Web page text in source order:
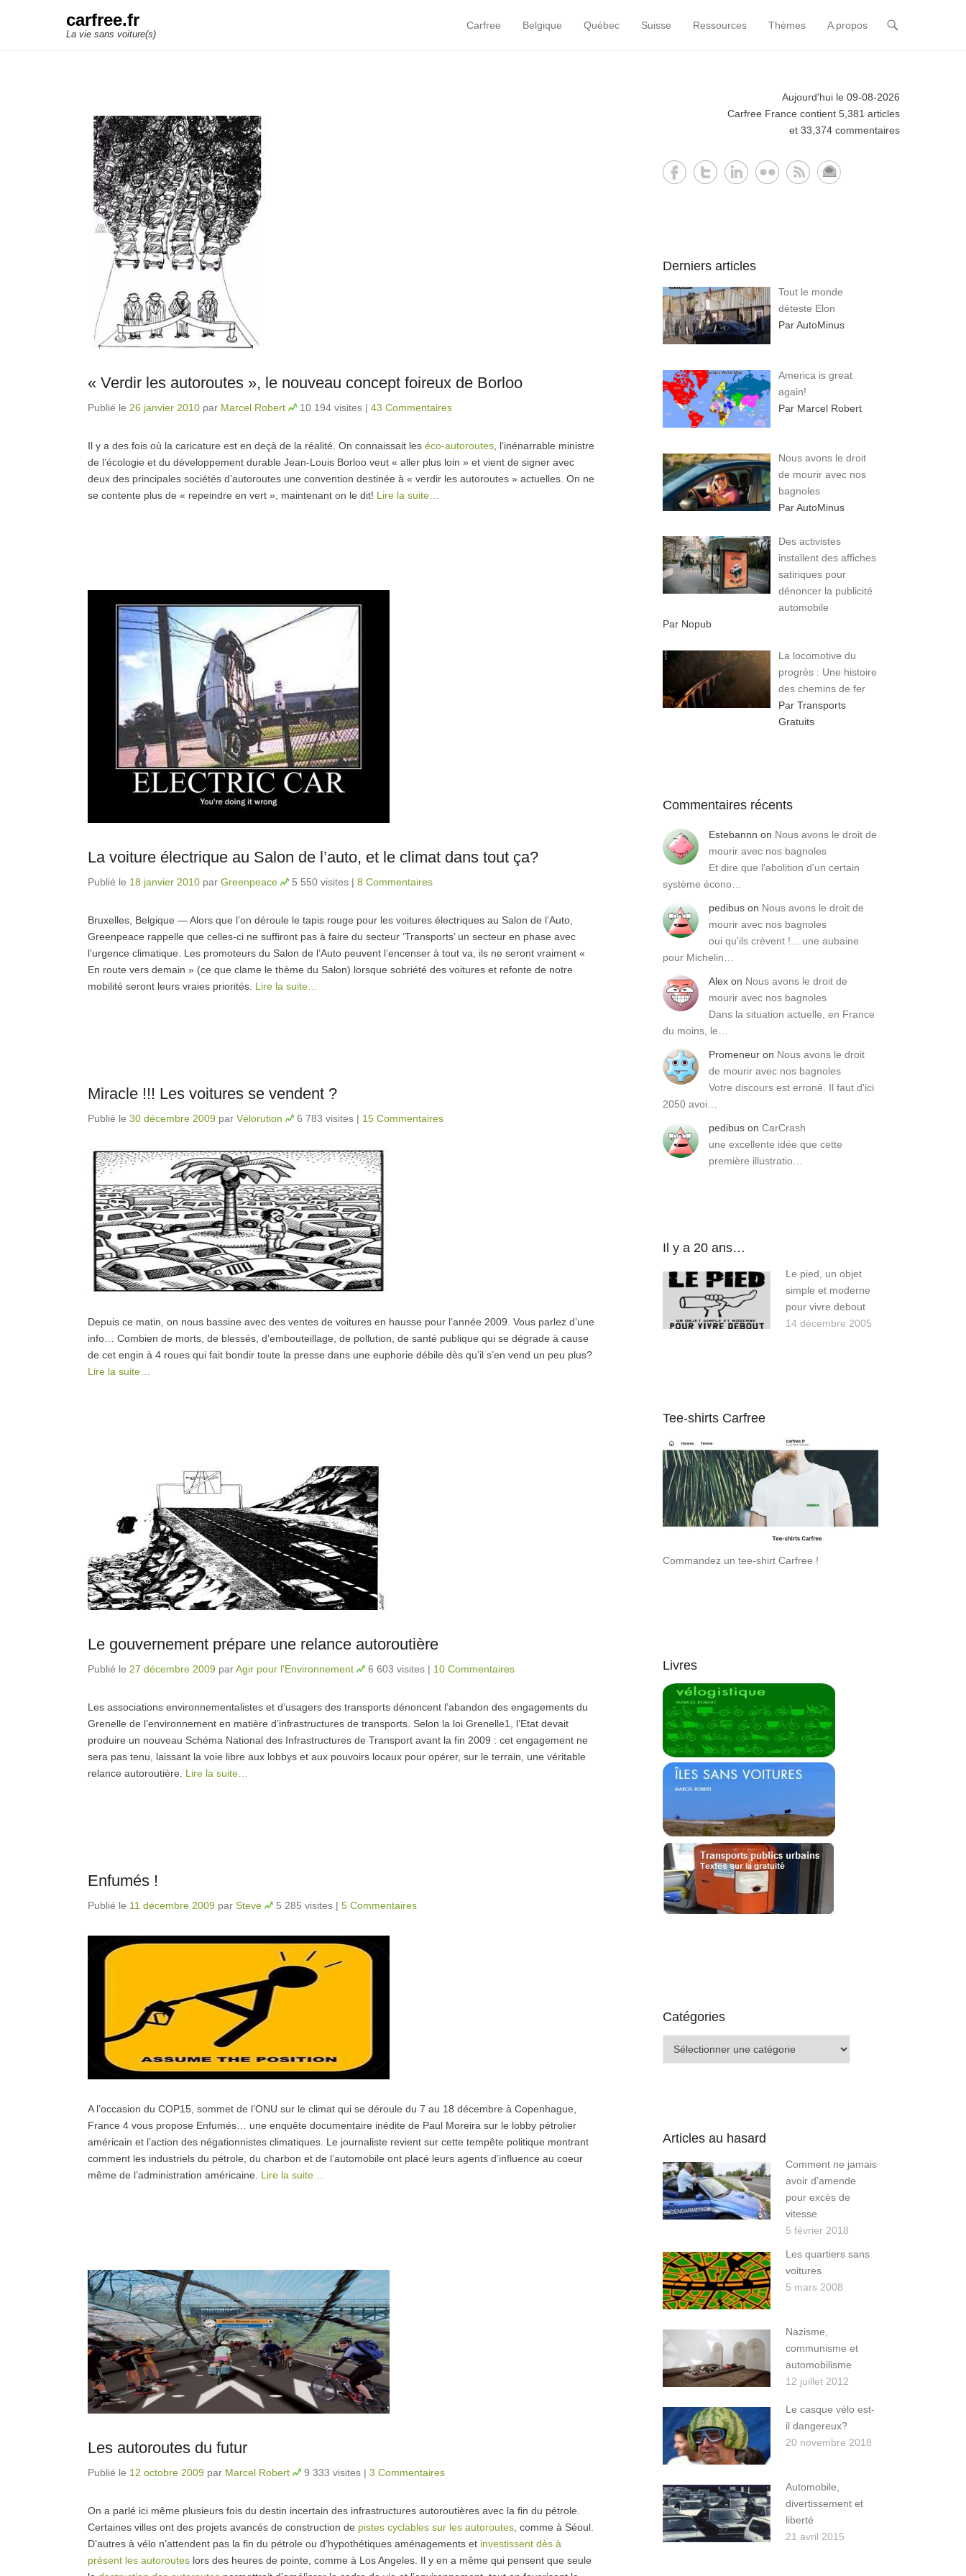
carfree.fr
La vie sans voiture(s)
Primary Menu
Skip to content
Carfree Belgique Québec Suisse Ressources Thèmes A propos
« Verdir les autoroutes », le nouveau concept foireux de Borloo
Publié le 26 janvier 2010 par Marcel Robert 10 194 visites | 43 Commentaires
Il y a des fois où la caricature est en deçà de la réalité. On connaissait les éco-autoroutes , l’inénarrable ministre
de l’écologie et du développement durable Jean-Louis Borloo veut « aller plus loin » et vient de signer avec
deux des principales sociétés d’autoroutes une convention destinée à « verdir les autoroutes » actuelles. On ne
se contente plus de « repeindre en vert », maintenant on le dit! Lire la suite…
La voiture électrique au Salon de l’auto, et le climat dans tout ça?
Publié le 18 janvier 2010 par Greenpeace 5 550 visites | 8 Commentaires
Bruxelles, Belgique — Alors que l’on déroule le tapis rouge pour les voitures électriques au Salon de l’Auto,
Greenpeace rappelle que celles-ci ne suffiront pas à faire du secteur ‘Transports’ un secteur en phase avec
l’urgence climatique. Les promoteurs du Salon de l’Auto peuvent l’encenser à tout va, ils ne seront vraiment «
En route vers demain » (ce que clame le thème du Salon) lorsque sobriété des voitures et refonte de notre
mobilité seront leurs vraies priorités. Lire la suite…
Miracle !!! Les voitures se vendent ?
Publié le 30 décembre 2009 par Vélorution 6 783 visites | 15 Commentaires
Depuis ce matin, on nous bassine avec des ventes de voitures en hausse pour l’année 2009. Vous parlez d’une
info… Combien de morts, de blessés, d’embouteillage, de pollution, de santé publique qui se dégrade à cause
de cet engin à 4 roues qui fait bondir toute la presse dans une euphorie débile dès qu’il s’en vend un peu plus?
Lire la suite…
Le gouvernement prépare une relance autoroutière
Publié le 27 décembre 2009 parAgir pour l'Environnement 6 603 visites | 10 Commentaires
Les associations environnementalistes et d’usagers des transports dénoncent l’abandon des engagements du
Grenelle de l’environnement en matière d’infrastructures de transports. Selon la loi Grenelle1, l’Etat devait
produire un nouveau Schéma National des Infrastructures de Transport avant la fin 2009 : cet engagement ne
sera pas tenu, laissant la voie libre aux lobbys et aux pouvoirs locaux pour opérer, sur le terrain, une véritable
relance autoroutière. Lire la suite…
Enfumés !
Publié le 11 décembre 2009 par Steve 5 285 visites | 5 Commentaires
A l’occasion du COP15, sommet de l’ONU sur le climat qui se déroule du 7 au 18 décembre à Copenhague,
France 4 vous propose Enfumés… une enquête documentaire inédite de Paul Moreira sur le lobby pétrolier
américain et l’action des négationnistes climatiques. Le journaliste revient sur cette tempête politique montrant
comment les industriels du pétrole, du charbon et de l’automobile ont placé leurs agents d’influence au coeur
même de l’administration américaine. Lire la suite…
Les autoroutes du futur
Publié le 12 octobre 2009 par Marcel Robert 9 333 visites | 3 Commentaires
On a parlé ici même plusieurs fois du destin incertain des infrastructures autoroutières avec la fin du pétrole.
Certaines villes ont des projets avancés de construction de pistes cyclables sur les autoroutes , comme à Séoul.
D’autres à vélo n’attendent pas la fin du pétrole ou d’hypothétiques aménagements et investissent dès à
présent les autoroutes lors des heures de pointe, comme à Los Angeles. Il y en a même qui pensent que seule
Aujourd'hui le 09-08-2026
Carfree France contient 5,381 articles
et 33,374 commentaires
Derniers articles
Tout le monde
déteste Elon
Par AutoMinus
America is great
again!
Par Marcel Robert
Nous avons le droit
de mourir avec nos
bagnoles
Par AutoMinus
Des activistes
installent des affiches
satiriques pour
dénoncer la publicité
automobile
Par Nopub
La locomotive du
progrès : Une histoire
des chemins de fer
Par Transports
Gratuits
Commentaires récents
Estebannn on Nous avons le droit de
mourir avec nos bagnoles
Et dire que l'abolition d'un certain
système écono…
pedibus on Nous avons le droit de
mourir avec nos bagnoles
oui qu'ils crèvent !... une aubaine
pour Michelin…
Alex on Nous avons le droit de
mourir avec nos bagnoles
Dans la situation actuelle, en France
du moins, le…
Promeneur on Nous avons le droit
de mourir avec nos bagnoles
Votre discours est erroné. Il faut d'ici
2050 avoi…
pedibus on CarCrash
une excellente idée que cette
première illustratio…
Il y a 20 ans…
Le pied, un objet
simple et moderne
pour vivre debout
14 décembre 2005
Tee-shirts Carfree
Commandez un tee-shirt Carfree !
Livres
Catégories
Articles au hasard
Comment ne jamais
avoir d’amende
pour excès de
vitesse
5 février 2018
Les quartiers sans
voitures
5 mars 2008
Nazisme,
communisme et
automobilisme
12 juillet 2012
Le casque vélo est-
il dangereux?
20 novembre 2018
Automobile,
divertissement et
liberté
21 avril 2015